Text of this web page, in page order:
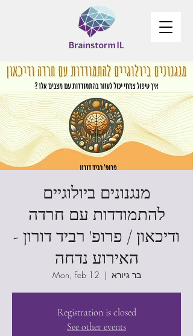
מנגנונים ביולוגיים
להתמודדות עם חרדה
ודיכאון / פרופ' רביד דורון -
האירוע נדחה
Mon, Feb 12
  |
בר גיורא
Registration is closed
See other events